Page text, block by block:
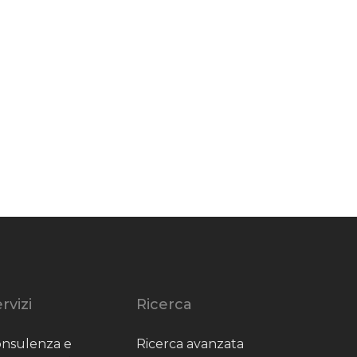
e
Ricerca
Ricerca avanzata